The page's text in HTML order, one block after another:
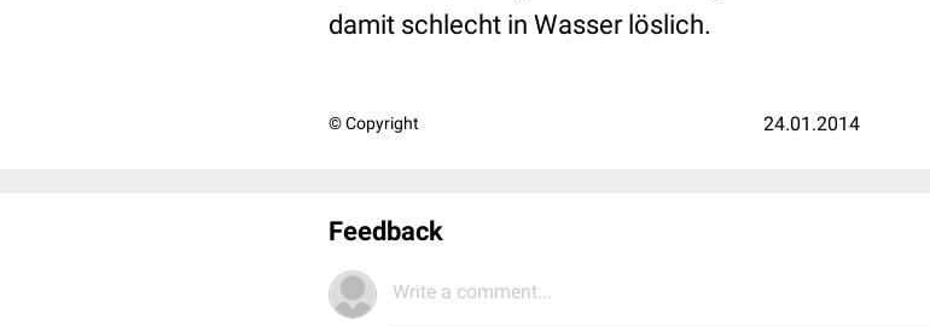
damit schlecht in Wasser löslich.
© Copyright 24.01.2014
Feedback
Write a comment...